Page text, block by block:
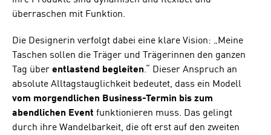
überraschen mit Funktion.
Die Designerin verfolgt dabei eine klare Vision: „Meine
Taschen sollen die Träger und Trägerinnen den ganzen
Tag über entlastend begleiten.“ Dieser Anspruch an
absolute Alltagstauglichkeit bedeutet, dass ein Modell
vom morgendlichen Business-Termin bis zum
abendlichen Event funktionieren muss. Das gelingt
durch ihre Wandelbarkeit, die oft erst auf den zweiten